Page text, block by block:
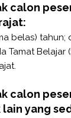
calon
belas) tahun;
Tamat Belajar
calon
yang